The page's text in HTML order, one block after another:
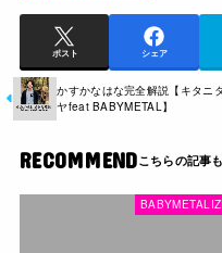
ポスト シェア
かすかなはな完全解説【キタニ
ヤfeat BABYMETAL】
RECOMMEND